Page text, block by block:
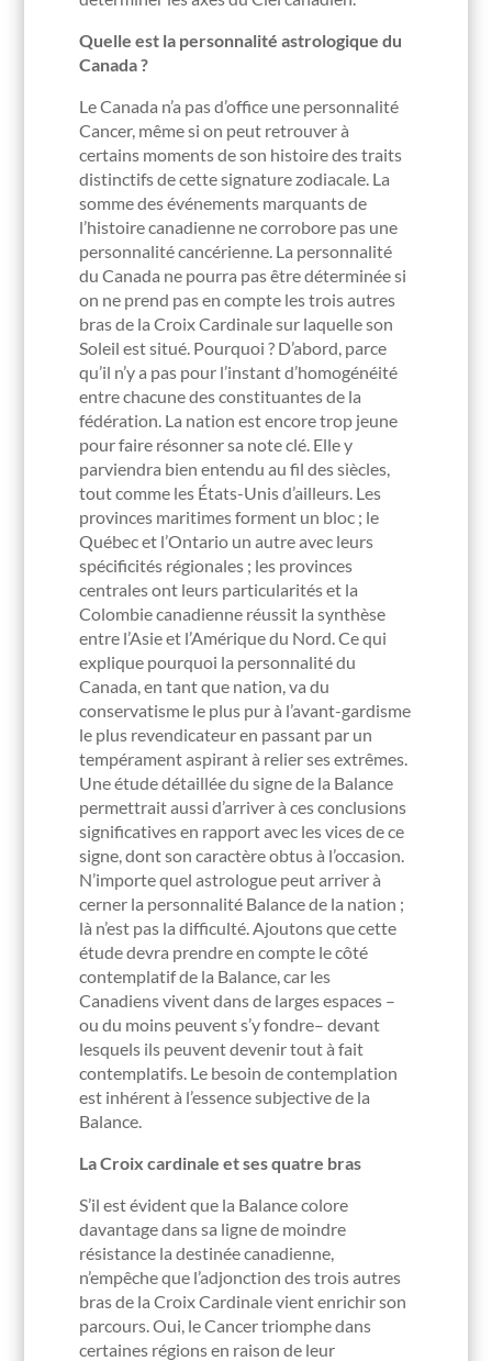
Quelle est la personnalité astrologique du
Canada ?
Le Canada n’a pas d’office une personnalité
Cancer, même si on peut retrouver à
certains moments de son histoire des traits
distinctifs de cette signature zodiacale. La
somme des événements marquants de
l’histoire canadienne ne corrobore pas une
personnalité cancérienne. La personnalité
du Canada ne pourra pas être déterminée si
on ne prend pas en compte les trois autres
bras de la Croix Cardinale sur laquelle son
Soleil est situé. Pourquoi ? D’abord, parce
qu’il n’y a pas pour l’instant d’homogénéité
entre chacune des constituantes de la
fédération. La nation est encore trop jeune
pour faire résonner sa note clé. Elle y
parviendra bien entendu au fil des siècles,
tout comme les États-Unis d’ailleurs. Les
provinces maritimes forment un bloc ; le
Québec et l’Ontario un autre avec leurs
spécificités régionales ; les provinces
centrales ont leurs particularités et la
Colombie canadienne réussit la synthèse
entre l’Asie et l’Amérique du Nord. Ce qui
explique pourquoi la personnalité du
Canada, en tant que nation, va du
conservatisme le plus pur à l’avant-gardisme
le plus revendicateur en passant par un
tempérament aspirant à relier ses extrêmes.
Une étude détaillée du signe de la Balance
permettrait aussi d’arriver à ces conclusions
significatives en rapport avec les vices de ce
signe, dont son caractère obtus à l’occasion.
N’importe quel astrologue peut arriver à
cerner la personnalité Balance de la nation ;
là n’est pas la difficulté. Ajoutons que cette
étude devra prendre en compte le côté
contemplatif de la Balance, car les
Canadiens vivent dans de larges espaces –
ou du moins peuvent s’y fondre– devant
lesquels ils peuvent devenir tout à fait
contemplatifs. Le besoin de contemplation
est inhérent à l’essence subjective de la
Balance.
La Croix cardinale et ses quatre bras
S’il est évident que la Balance colore
davantage dans sa ligne de moindre
résistance la destinée canadienne,
n’empêche que l’adjonction des trois autres
bras de la Croix Cardinale vient enrichir son
parcours. Oui, le Cancer triomphe dans
certaines régions en raison de leur